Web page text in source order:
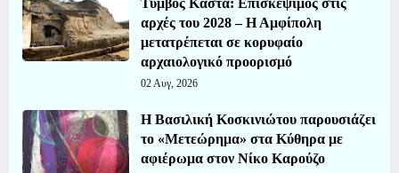
Τύμβος Καστά: Επισκέψιμος στις
αρχές του 2028 – Η Αμφίπολη
μετατρέπεται σε κορυφαίο
αρχαιολογικό προορισμό
02 Αυγ, 2026
Η Βασιλική Κοσκινιώτου παρουσιάζει
το «Μετεώρημα» στα Κύθηρα με
αφιέρωμα στον Νίκο Καρούζο